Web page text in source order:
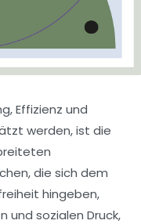
Effizienz und
werden, ist die
die sich dem
hingeben,
und sozialen Druck,